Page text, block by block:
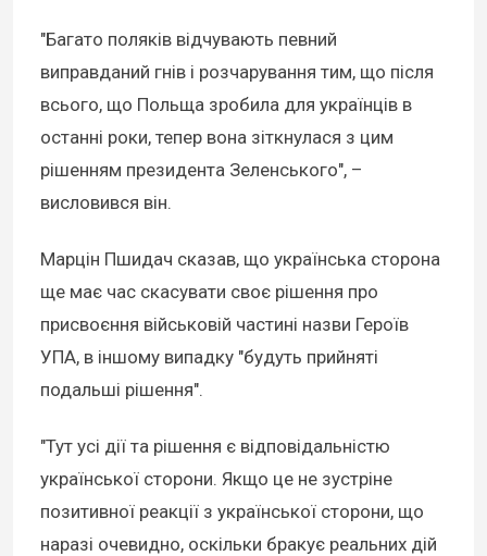
"Багато поляків відчувають певний
виправданий гнів і розчарування тим, що після
всього, що Польща зробила для українців в
останні роки, тепер вона зіткнулася з цим
рішенням президента Зеленського", –
висловився він.
Марцін Пшидач сказав, що українська сторона
ще має час скасувати своє рішення про
присвоєння військовій частині назви Героїв
УПА, в іншому випадку "будуть прийняті
подальші рішення".
"Тут усі дії та рішення є відповідальністю
української сторони. Якщо це не зустріне
позитивної реакції з української сторони, що
наразі очевидно, оскільки бракує реальних дій